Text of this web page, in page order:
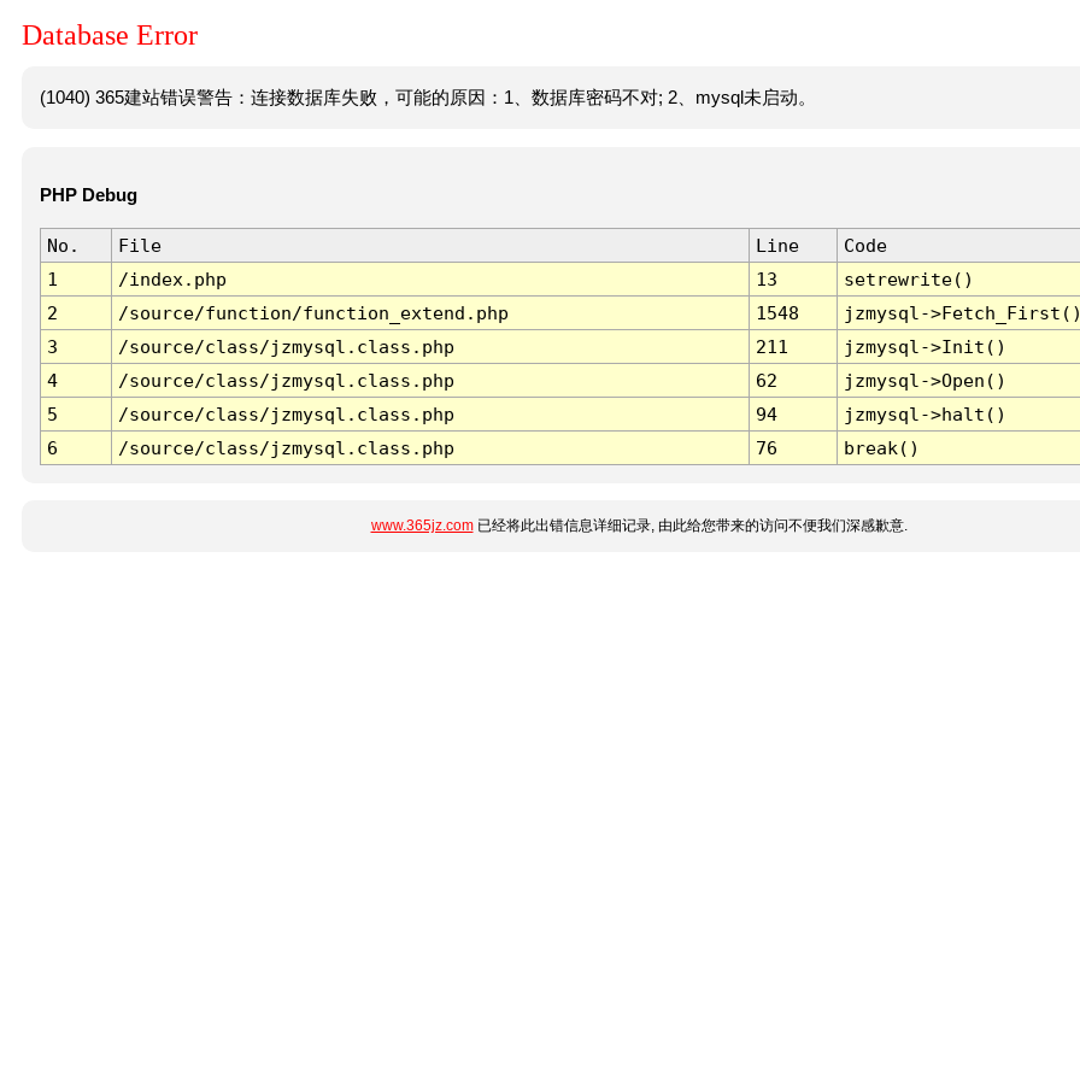
Database Error
(1040) 365建站错误警告：连接数据库失败，可能的原因：1、数据库密码不对; 2、mysql未启动。
PHP Debug
No. File Line
Code
1
/index.php 13
setrewrite()
2
/source/function/function_extend.php 1548
jzmysql-
3
/source/class/jzmysql.class.php 211
jzmysql->Init()
4
/source/class/jzmysql.class.php 62
jzmysql->Open()
5
/source/class/jzmysql.class.php 94
jzmysql->halt()
6
/source/class/jzmysql.class.php 76 break()
www.365jz.com已经将此出错信息详细记录, 由此给您带来的访问不便我们深感歉意.